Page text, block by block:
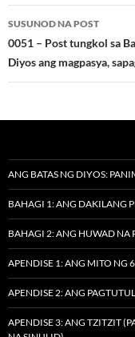
SUSUNOD NA POST
0051 – Post tungkol sa
Diyos ang magpasya,
ANG BATAS NG DIYOS:
BAHAGI 1: ANG DAKILANG
BAHAGI 2: ANG HUWAD NA
APENDISE 1: ANG MITO NG
APENDISE 2: ANG
APENDISE 3: ANG TZITZIT